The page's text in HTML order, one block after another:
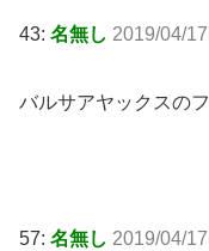
43: 名無し 2019/04/
バルサアヤックスの
57: 名無し 2019/04/